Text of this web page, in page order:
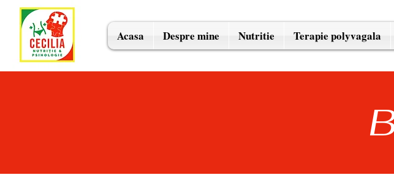
Acasa Despre mine Nutritie Terapie polyvagala